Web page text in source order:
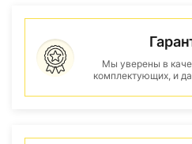
Мы уверены в
комплектующих, и